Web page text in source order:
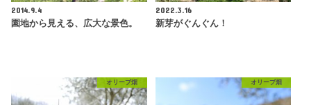
2014.9.4
園地から見える、広大な景色。
2022.3.16
新芽がぐんぐん！
オリーブ畑 オリーブ畑